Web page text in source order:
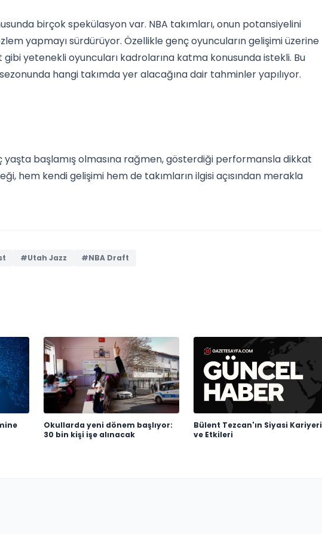
birçok spekülasyon var. NBA takımları, onun potansiyelini
yapmayı sürdürüyor. Özellikle genç oyuncuların gelişimi üzerine
gibi yetenekli oyuncuları kadrolarına katma konusunda istekli. Bu
hangi takımda yer alacağına dair tahminler yapılıyor.
yaşta başlamış olmasına rağmen, gösterdiği performansla dikkat
hem kendi gelişimi hem de takımların ilgisi açısından merakla
#Utah Jazz #NBA Draft
Okullarda yeni dönem başlıyor:
30 bin kişi işe alınacak
Bülent Tezcan'ın Siyasi Kariyeri
ve Etkileri